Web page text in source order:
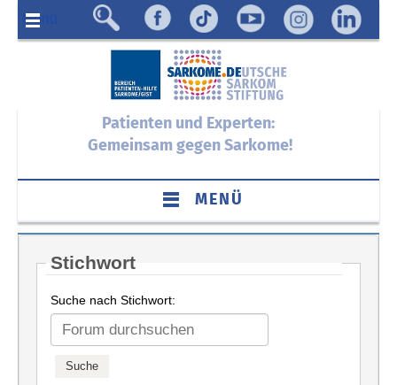
Menü
Patienten und Experten:
Gemeinsam gegen Sarkome!
MENÜ
Stichwort
Suche nach Stichwort: